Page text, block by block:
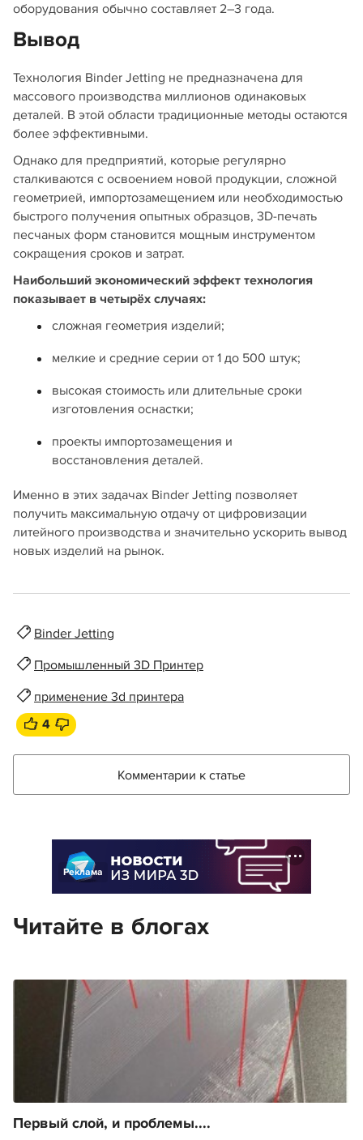
оборудования обычно составляет 2–3 года.
Вывод
Технология Binder Jetting не предназначена для
массового производства миллионов одинаковых
деталей. В этой области традиционные методы остаются
более эффективными.
Однако для предприятий, которые регулярно
сталкиваются с освоением новой продукции, сложной
геометрией, импортозамещением или необходимостью
быстрого получения опытных образцов, 3D-печать
песчаных форм становится мощным инструментом
сокращения сроков и затрат.
Наибольший экономический эффект технология
показывает в четырёх случаях:
сложная геометрия изделий;
мелкие и средние серии от 1 до 500 штук;
высокая стоимость или длительные сроки
изготовления оснастки;
проекты импортозамещения и
восстановления деталей.
Именно в этих задачах Binder Jetting позволяет
получить максимальную отдачу от цифровизации
литейного производства и значительно ускорить вывод
новых изделий на рынок.
Binder Jetting
Промышленный 3D Принтер
применение 3d принтера
4
Комментарии к статье
Реклама
Читайте в блогах
Первый слой, и проблемы....